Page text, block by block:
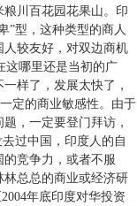
川百花园花果山。印
”型，这种类型的商人
较友好，对双边商机
这哪里还是当初的广
样了，发展太快了，
定的商业敏感性。由于
，一定要登门拜访，
过中国，印度人的自
竞争力，或者不服
总总的商业或经济研
年底印度对华投资